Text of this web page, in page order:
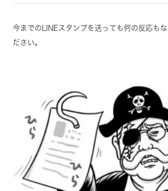
今までのLINEスタンプを送っても何の反応も
ださい。